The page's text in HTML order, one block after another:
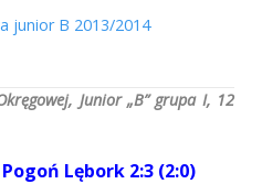
junior B 2013/2014
Junior „B” grupa I, 12
Lębork 2:3 (2:0)